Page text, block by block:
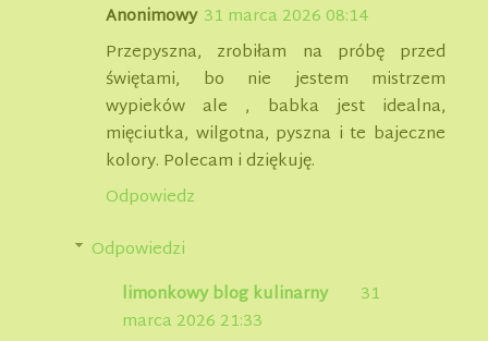
Anonimowy 31 marca 2026 08:14
Przepyszna, zrobiłam na próbę przed
świętami, bo nie jestem mistrzem
wypieków ale , babka jest idealna,
mięciutka, wilgotna, pyszna i te bajeczne
kolory. Polecam i dziękuję.
Odpowiedz
Odpowiedzi
limonkowy blog kulinarny
31
marca 2026 21:33